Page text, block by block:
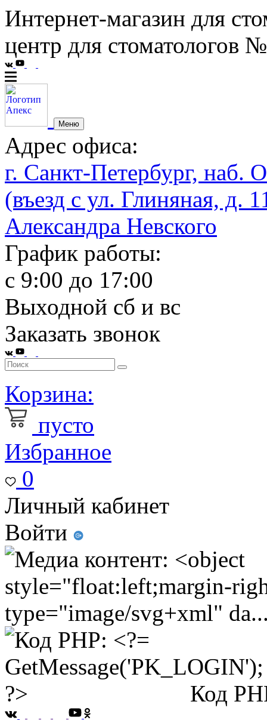
Интернет-магазин для
центр для стоматологов
Меню
Адрес офиса:
г. Санкт-Петербург, наб.
(въезд с ул. Глиняная, д.
Александра Невского
График работы:
с 9:00 до 17:00
Выходной сб и вс
Заказать звонок
Корзина:
пусто
Избранное
0
Личный кабинет
Войти
Код